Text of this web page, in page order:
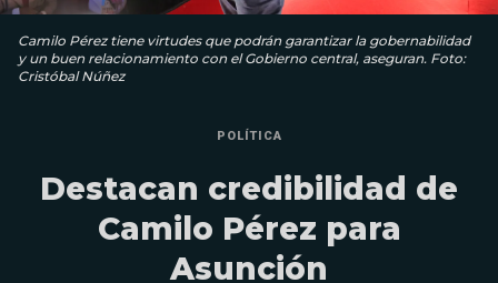
Camilo Pérez tiene virtudes que podrán garantizar la gobernabilidad
y un buen relacionamiento con el Gobierno central, aseguran. Foto:
Cristóbal Núñez
POLÍTICA
Destacan credibilidad de
Camilo Pérez para
Asunción